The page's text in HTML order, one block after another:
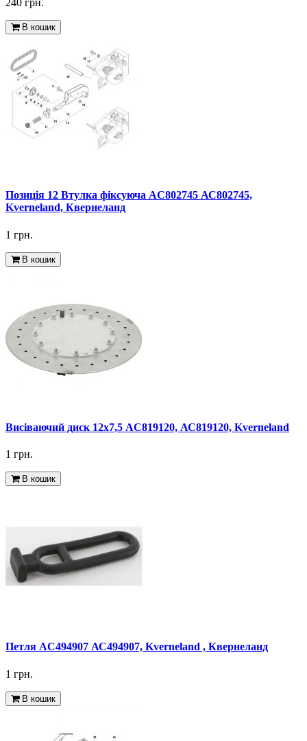
240 грн.
В кошик
Позиція 12 Втулка фіксуюча AC802745 АС802745,
Kverneland, Квернеланд
1 грн.
В кошик
Висіваючий диск 12х7,5 AC819120, АС819120, Kverneland
1 грн.
В кошик
Петля AC494907 АС494907, Kverneland , Квернеланд
1 грн.
В кошик